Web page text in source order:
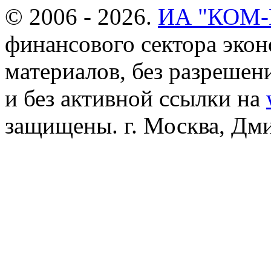
© 2006 - 2026. ИА
финансового сектора
материалов, без
и без активной ссылки на
защищены. г. Москва,